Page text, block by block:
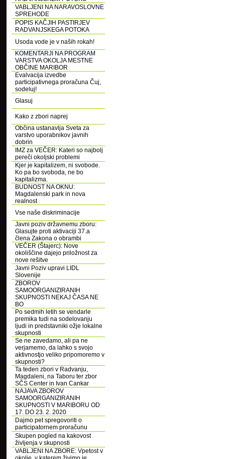
VABLJENI NA NARAVOSLOVNE
SPREHODE
POPIS KAČJIH PASTIRJEV
RADVANJSKEGA POTOKA
Usoda vode je v naših rokah!
KOMENTARJI NA PROGRAM
VARSTVA OKOLJA MESTNE
OBČINE MARIBOR
Evalvacija izvedbe
participativnega proračuna Čuj,
sodeluj!
Glasuj
Kako z zbori naprej
Občina ustanavlja Sveta za
varstvo uporabnikov javnih
dobrin
IMZ za VEČER: Kateri so najbolj
pereči okoljski problemi
Kjer je kapitalizem, ni svobode.
Ko pa bo svoboda, ne bo
kapitalizma.
BUDNOST NA OKNU:
Magdalenski park in nova
realnost
Vse naše diskriminacije
Javni poziv državnemu zboru:
Glasujte proti aktivaciji 37.a
člena Zakona o obrambi
VEČER (Štajerc): Nove
okoliščine dajejo priložnost za
nove rešitve
Javni Poziv upravi LIDL
Slovenije
ZBOROV
SAMOORGANIZIRANIH
SKUPNOSTI NEKAJ ČASA NE
BO
Po sedmih letih se vendarle
premika tudi na sodelovanju
ljudi in predstavniki ožje lokalne
skupnosti
Se ne zavedamo, ali pa ne
verjamemo, da lahko s svojo
aktivnostjo veliko pripomoremo v
skupnosti?
Ta teden zbori v Radvanju,
Magdaleni, na Taboru ter zbor
SČS Center in Ivan Cankar
NAJAVA ZBOROV
SAMOORGANIZIRANIH
SKUPNOSTI V MARIBORU OD
17. DO 23. 2. 2020
Dajmo pet spregovoriti o
participatornem proračunu
Skupen pogled na kakovost
življenja v skupnosti
VABLJENI NA ZBORE: Vpetost v